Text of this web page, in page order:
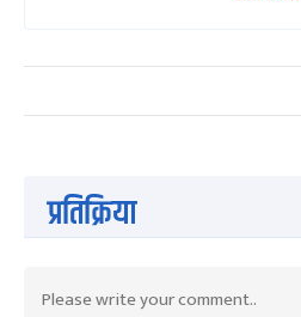
प्रतिक्रिया